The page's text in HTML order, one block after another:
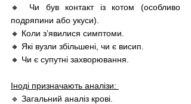
🔸 Чи був контакт із котом (особливо
подряпини або укуси).
🔸 Коли з’явилися симптоми.
🔸 Які вузли збільшені, чи є висип.
🔸 Чи є супутні захворювання.
Іноді призначають аналізи:
🔹 Загальний аналіз крові.